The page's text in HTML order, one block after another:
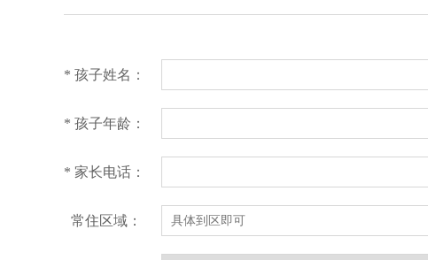
* 孩子姓名：
* 孩子年龄：
* 家长电话：
常住区域：